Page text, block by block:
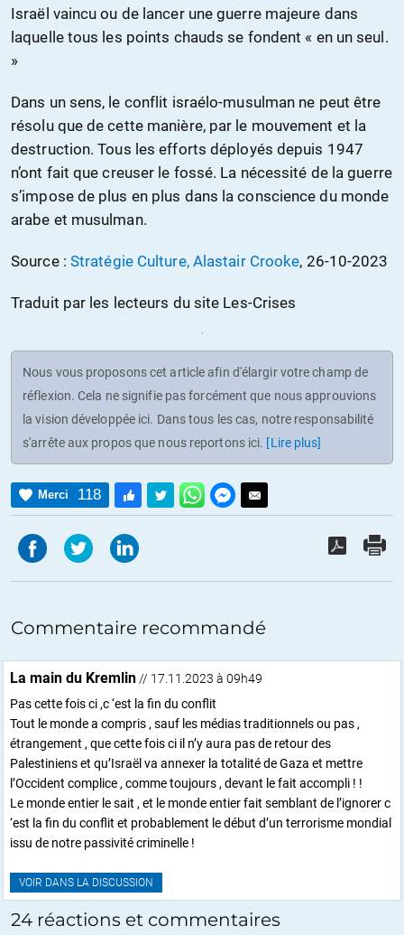
Israël vaincu ou de lancer une guerre majeure dans
laquelle tous les points chauds se fondent « en un seul.
»
Dans un sens, le conflit israélo-musulman ne peut être
résolu que de cette manière, par le mouvement et la
destruction. Tous les efforts déployés depuis 1947
n’ont fait que creuser le fossé. La nécessité de la guerre
s’impose de plus en plus dans la conscience du monde
arabe et musulman.
Source : Stratégie Culture, Alastair Crooke, 26-10-2023
Traduit par les lecteurs du site Les-Crises
Nous vous proposons cet article afin d'élargir votre champ de
réflexion. Cela ne signifie pas forcément que nous approuvions
la vision développée ici. Dans tous les cas, notre responsabilité
s'arrête aux propos que nous reportons ici. [Lire plus]
Merci 118
Commentaire recommandé
La main du Kremlin // 17.11.2023 à 09h49
Pas cette fois ci ,c ‘est la fin du conflit
Tout le monde a compris , sauf les médias traditionnels ou pas ,
étrangement , que cette fois ci il n’y aura pas de retour des
Palestiniens et qu’Israël va annexer la totalité de Gaza et mettre
l’Occident complice , comme toujours , devant le fait accompli ! !
Le monde entier le sait , et le monde entier fait semblant de l’ignorer c
‘est la fin du conflit et probablement le début d’un terrorisme mondial
issu de notre passivité criminelle !
VOIR DANS LA DISCUSSION
24 réactions et commentaires